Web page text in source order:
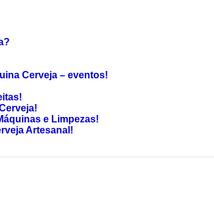
Cerveja – eventos!
e Limpezas!
Artesanal!